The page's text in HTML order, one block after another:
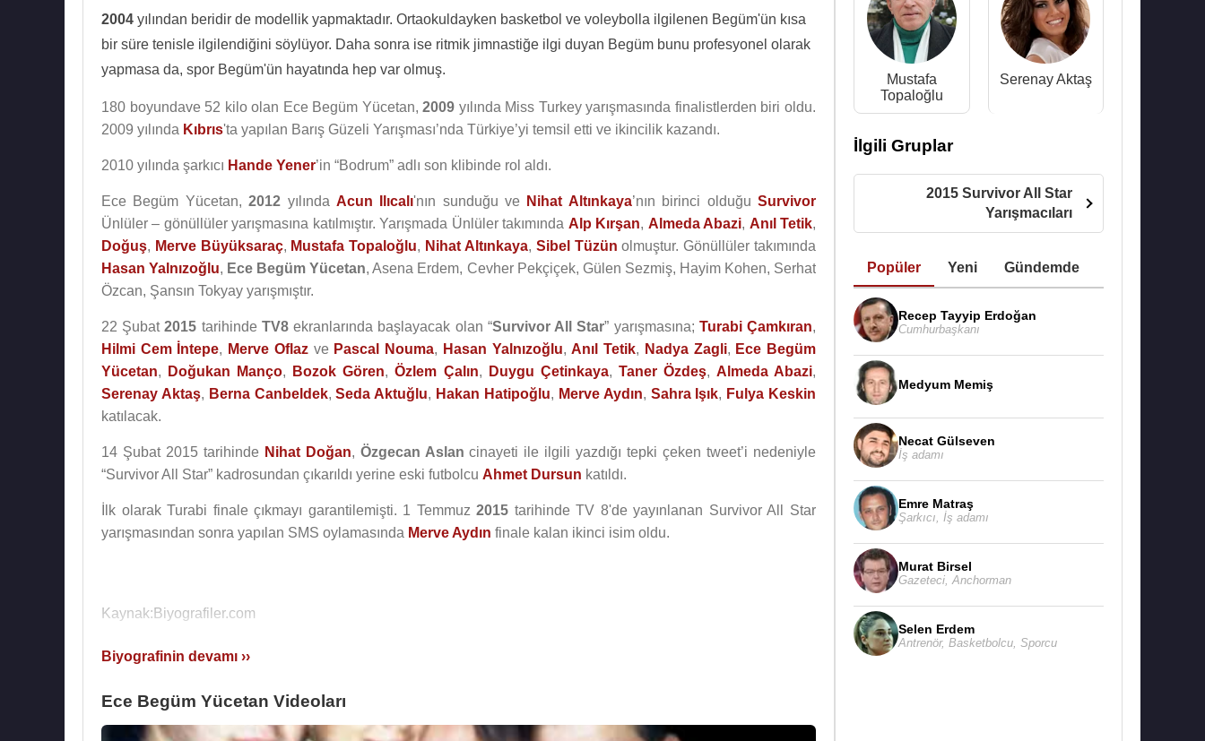
2004 yılından beridir de modellik yapmaktadır. Ortaokuldayken basketbol ve voleybolla ilgilenen Begüm'ün kısa
bir süre tenisle ilgilendiğini söylüyor. Daha sonra ise ritmik jimnastiğe ilgi duyan Begüm bunu profesyonel olarak
yapmasa da, spor Begüm'ün hayatında hep var olmuş.
180 boyundave 52 kilo olan Ece Begüm Yücetan,2009 yılında Miss Turkey yarışmasında finalistlerden biri oldu.
2009 yılında Kıbrıs'ta yapılan Barış Güzeli Yarışması’nda Türkiye’yi temsil etti ve ikincilik kazandı.
2010 yılında şarkıcı Hande Yener’in “Bodrum” adlı son klibinde rol aldı.
Ece Begüm Yücetan,2012 yılında Acun Ilıcalı'nın sunduğu ve Nihat Altınkaya’nın birinci olduğuSurvivor
Ünlüler – gönüllüler yarışmasına katılmıştır. Yarışmada Ünlüler takımında Alp Kırşan, Almeda Abazi, Anıl Tetik,
Doğuş, Merve Büyüksaraç, Mustafa Topaloğlu, Nihat Altınkaya, Sibel Tüzün olmuştur. Gönüllüler takımında
Hasan Yalnızoğlu, Ece Begüm Yücetan, Asena Erdem, Cevher Pekçiçek, Gülen Sezmiş, Hayim Kohen, Serhat
Özcan, Şansın Tokyay yarışmıştır.
22 Şubat2015 tarihinde TV8ekranlarında başlayacak olan “Survivor All Star” yarışmasına; Turabi Çamkıran,
Hilmi Cem İntepe, Merve Oflazve Pascal Nouma, Hasan Yalnızoğlu,Anıl Tetik, Nadya Zagli, Ece Begüm
Yücetan, Doğukan Manço, Bozok Gören,Özlem Çalın, Duygu Çetinkaya, Taner Özdeş,Almeda Abazi,
Serenay Aktaş, Berna Canbeldek,Seda Aktuğlu, Hakan Hatipoğlu, Merve Aydın, Sahra Işık, Fulya Keskin
katılacak.
14 Şubat 2015 tarihinde Nihat Doğan, Özgecan Aslan cinayeti ile ilgili yazdığı tepki çeken tweet’i nedeniyle
“Survivor All Star” kadrosundan çıkarıldı yerine eski futbolcu Ahmet Dursun katıldı.
İlk olarak Turabi finale çıkmayı garantilemişti. 1 Temmuz2015 tarihinde TV 8'de yayınlanan Survivor All Star
yarışmasından sonra yapılan SMS oylamasında Merve Aydın finale kalan ikinci isim oldu.
Kaynak:Biyografiler.com
Biyografinin devamı ››
Ece Begüm Yücetan Videoları
Mustafa
Topaloğlu
Serenay Aktaş
İlgili Gruplar
2015 Survivor All Star
Yarışmacıları
Popüler Yeni Gündemde
Recep Tayyip Erdoğan
Cumhurbaşkanı
Medyum Memiş
Necat Gülseven
İş adamı
Emre Matraş
Şarkıcı İş adamı
Murat Birsel
Gazeteci Anchorman
Selen Erdem
Antrenör, Basketbolcu Sporcu